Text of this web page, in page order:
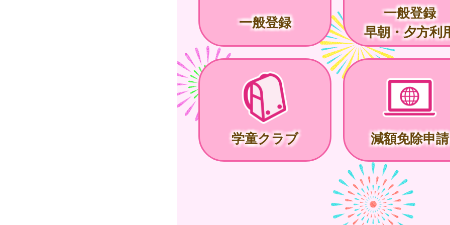
一般登録
一般登録
早朝・夕方利
学童クラブ 減額免除申請